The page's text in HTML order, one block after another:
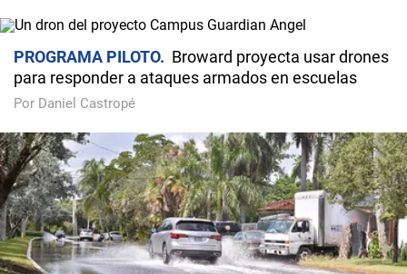
PROGRAMA PILOTO
Broward proyecta usar drones
para responder a ataques armados en escuelas
Por Daniel Castropé